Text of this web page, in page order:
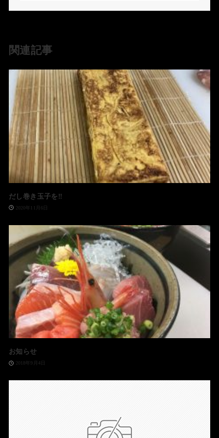
関連記事
だし巻き玉子を‼️
2020年11月6日
お知らせ
2018年9月4日